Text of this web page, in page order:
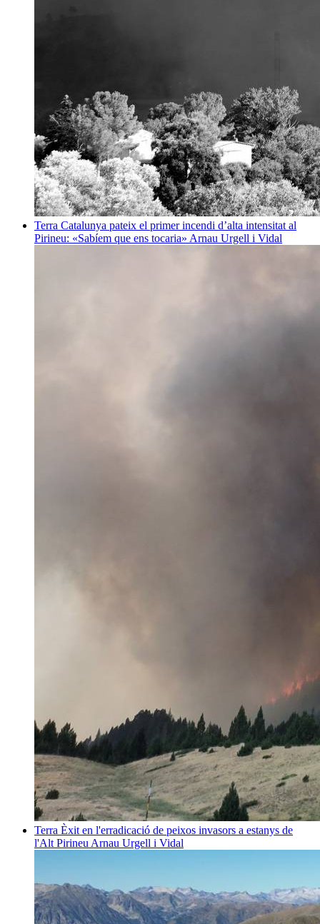
Terra Catalunya pateix el primer incendi d’alta intensitat al
Pirineu: «Sabíem que ens tocaria» Arnau Urgell i Vidal
Terra Èxit en l'erradicació de peixos invasors a estanys de
l'Alt Pirineu Arnau Urgell i Vidal